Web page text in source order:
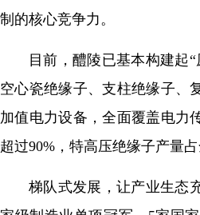
制的核心竞争力。
目前，醴陵已基本构建起
空心瓷绝缘子、支柱绝缘子、
加值电力设备，全面覆盖电力
超过90%，特高压绝缘子产量
梯队式发展，让产业生态